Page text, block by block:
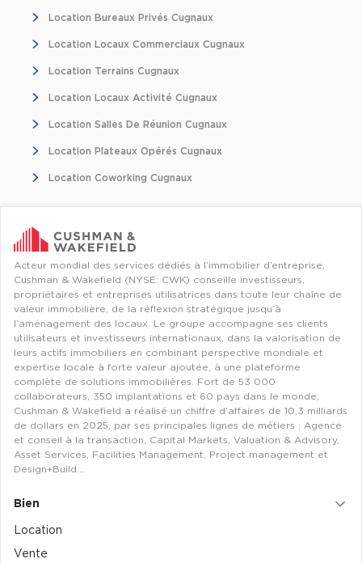
Location Bureaux Privés Cugnaux
Location Locaux Commerciaux Cugnaux
Location Terrains Cugnaux
Location Locaux Activité Cugnaux
Location Salles De Réunion Cugnaux
Location Plateaux Opérés Cugnaux
Location Coworking Cugnaux
Acteur mondial des services dédiés à l’immobilier d’entreprise,
Cushman & Wakefield (NYSE: CWK) conseille investisseurs,
propriétaires et entreprises utilisatrices dans toute leur chaîne de
valeur immobilière, de la réflexion stratégique jusqu’à
l’aménagement des locaux. Le groupe accompagne ses clients
utilisateurs et investisseurs internationaux, dans la valorisation de
leurs actifs immobiliers en combinant perspective mondiale et
expertise locale à forte valeur ajoutée, à une plateforme
complète de solutions immobilières. Fort de 53 000
collaborateurs, 350 implantations et 60 pays dans le monde,
Cushman & Wakefield a réalisé un chiffre d’affaires de 10,3 milliards
de dollars en 2025, par ses principales lignes de métiers : Agence
et conseil à la transaction, Capital Markets, Valuation & Advisory,
Asset Services, Facilities Management, Project management et
Design+Build…
Bien
Location
Vente